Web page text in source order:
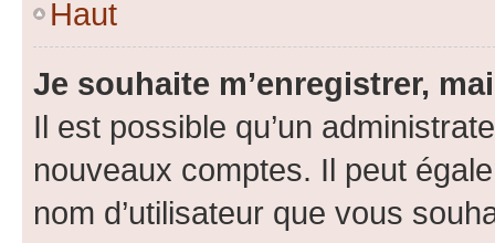
Haut
Je souhaite m’enregistrer,
Il est possible qu’un
nouveaux comptes. Il peut
nom d’utilisateur que vous